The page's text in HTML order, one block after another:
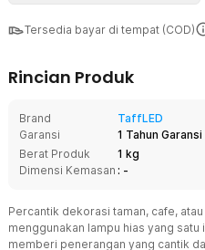
Tersedia bayar di tempat (COD)
Rincian Produk
Brand
TaffLED
Garansi
1 Tahun
Berat Produk
1 kg
Dimensi Kemasan : -
Percantik dekorasi taman, cafe,
menggunakan lampu hias yang
memberi penerangan yang cantik